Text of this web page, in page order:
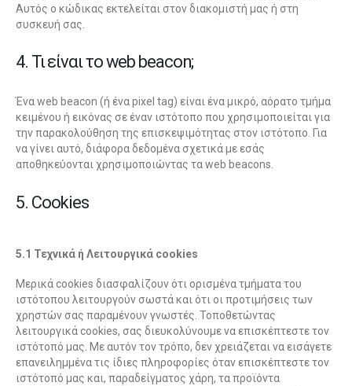
Αυτός ο κώδικας εκτελείται στον διακομιστή μας ή στη
συσκευή σας.
4. Τι είναι το web beacon;
Ένα web beacon (ή ένα pixel tag) είναι ένα μικρό, αόρατο τμήμα
κειμένου ή εικόνας σε έναν ιστότοπο που χρησιμοποιείται για
την παρακολούθηση της επισκεψιμότητας στον ιστότοπο. Για
να γίνει αυτό, διάφορα δεδομένα σχετικά με εσάς
αποθηκεύονται χρησιμοποιώντας τα web beacons.
5. Cookies
5.1 Τεχνικά ή Λειτουργικά cookies
Μερικά cookies διασφαλίζουν ότι ορισμένα τμήματα του
ιστότοπου λειτουργούν σωστά και ότι οι προτιμήσεις των
χρηστών σας παραμένουν γνωστές. Τοποθετώντας
λειτουργικά cookies, σας διευκολύνουμε να επισκέπτεστε τον
ιστότοπό μας. Με αυτόν τον τρόπο, δεν χρειάζεται να εισάγετε
επανειλημμένα τις ίδιες πληροφορίες όταν επισκέπτεστε τον
ιστότοπό μας και, παραδείγματος χάρη, τα προϊόντα